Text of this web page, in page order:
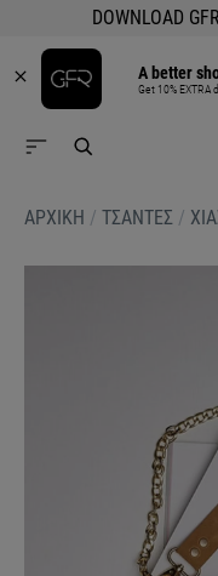
DOWNLOAD
A better
Get 10% EXTRA
ΑΡΧΙΚΉ / ΤΣΑΝΤΕΣ /